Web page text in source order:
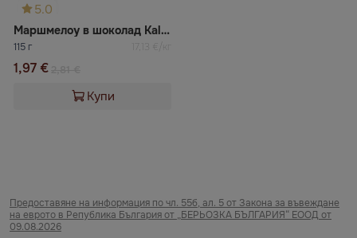
5.0
Маршмелоу в шоколад Kalev
115 г 17,13 €/кг
1,97 €
Купи
Предоставяне на информация по чл. 55б, ал. 5 от Закона за въвеждане
на еврото в Република България от „БЕРЬОЗКА БЪЛГАРИЯ“ ЕООД от
09.08.2026